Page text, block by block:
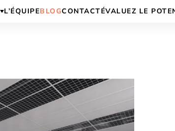
L’ÉQUIPEBLOGCONTACTÉVALUEZ LE